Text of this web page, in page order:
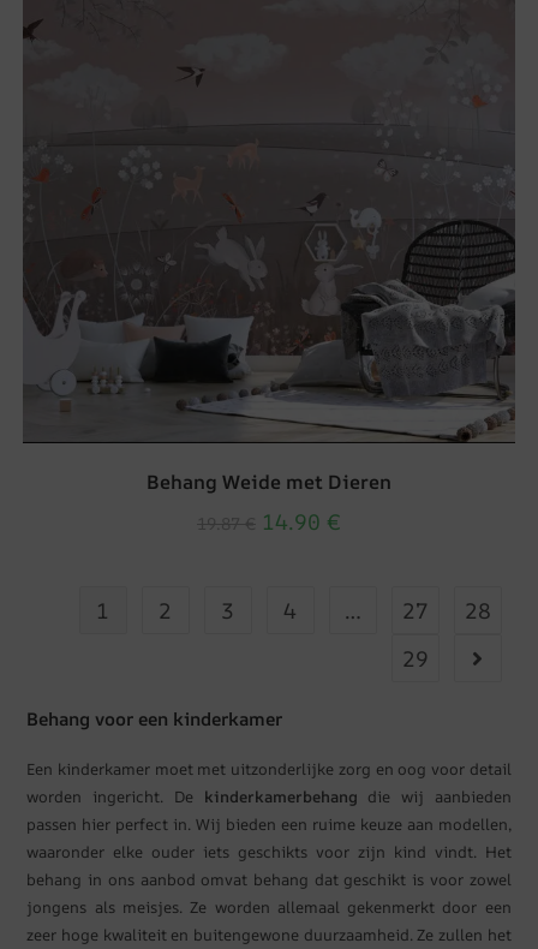
Behang voor een kinderkamer
Een kinderkamer moet met uitzonderlijke zorg en oog voor detail
worden ingericht. De kinderkamerbehang die wij aanbieden
passen hier perfect in. Wij bieden een ruime keuze aan modellen,
waaronder elke ouder iets geschikts voor zijn kind vindt. Het
behang in ons aanbod omvat behang dat geschikt is voor zowel
jongens als meisjes. Ze worden allemaal gekenmerkt door een
zeer hoge kwaliteit en buitengewone duurzaamheid. Ze zullen het
Behang Weide met Dieren
14.90 €
1 2 3 4 … 27
28
29